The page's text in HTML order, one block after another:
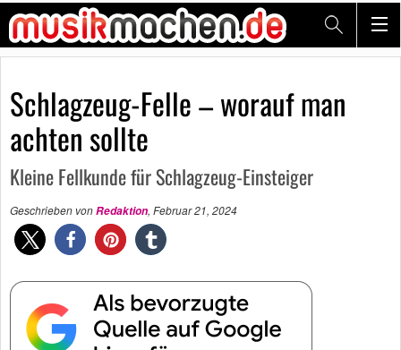
Schlagzeug-Felle – worauf man
achten sollte
Kleine Fellkunde für Schlagzeug-Einsteiger
Geschrieben vonRedaktion, Februar 21, 2024